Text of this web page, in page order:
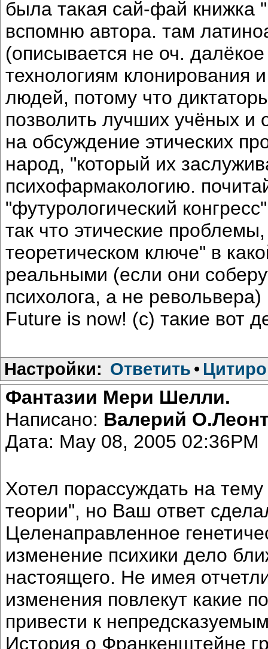
была такая сай-фай книжка
вспомню автора. там
(описывается не оч.
технологиям клонирования
людей, потому что
позволить лучших учёных и
на обсуждение этических
народ, "который их
психофармакологию.
"футурологический
так что этические
теоретическом ключе" в
реальными (если они
психолога, а не револьвера)
Future is now! (c) такие вот
Настройки: Ответить •
Фантазии Мери Шелли.
Написано: Валерий
Дата: May 08, 2005 02:36PM
Хотел порассуждать на
теории", но Ваш ответ
Целенаправленное
изменение психики дело
настоящего. Не имея
изменения повлекут какие
привести к
История о Франкенштейне